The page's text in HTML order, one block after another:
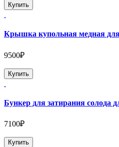
Купить
Крышка купольная медная
9500₽
Купить
Бункер для затирания солода
7100₽
Купить